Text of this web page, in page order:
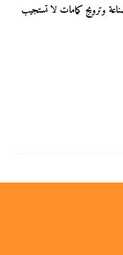
وترويج كمامات لا تستجيب